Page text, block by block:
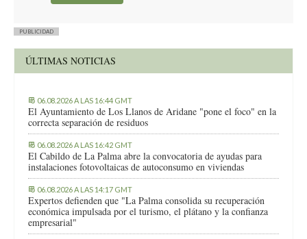
PUBLICIDAD
ÚLTIMAS NOTICIAS
06.08.2026 A LAS 16:44 GMT
El Ayuntamiento de Los Llanos de Aridane "pone el foco" en la
correcta separación de residuos
06.08.2026 A LAS 16:42 GMT
El Cabildo de La Palma abre la convocatoria de ayudas para
instalaciones fotovoltaicas de autoconsumo en viviendas
06.08.2026 A LAS 14:17 GMT
Expertos defienden que "La Palma consolida su recuperación
económica impulsada por el turismo, el plátano y la confianza
empresarial"